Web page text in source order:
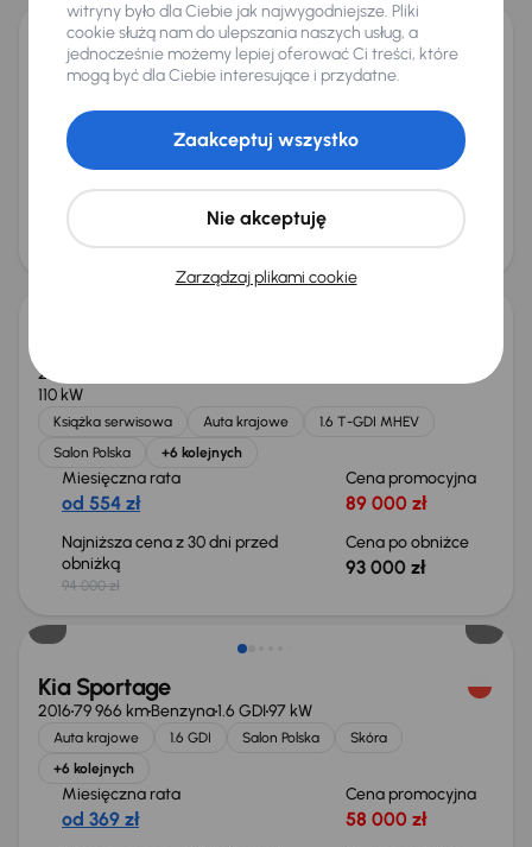
Audi A4
188 788 km 2.0 TDI 110 kW
2.0 TDI Automat Skóra Navi +6 kolejnych
Miesięczna rata
od 280 zł
Cena promocyjna
44 000 zł
Najniższa cena z 30 dni przed
obniżką
45 000 zł
Cena po obniżce
2023
110 kW
Książka serwisowa Auta krajowe
1.6 T-GDI MHEV
Salon Polska
+6 kolejnych
Miesięczna rata
od 554 zł
Cena promocyjna
89 000 zł
Najniższa cena z 30 dni przed
obniżką
94 000 zł
Cena po obniżce
93 000 zł
Taniej o 2 000 zł
Kia Sportage
201679 966 kmBenzyna1.6 GDI97 kW
Auta krajowe 1.6 GDI Salon Polska
Skóra
+6 kolejnych
Miesięczna rata
od 369 zł
Cena promocyjna
58 000 zł
witryny było dla Ciebie jak najwygodniejsze. Pliki
cookie służą nam do ulepszania naszych usług, a
jednocześnie możemy lepiej oferować Ci treści, które
mogą być dla Ciebie interesujące i przydatne.
Zarządzaj plikami cookie
Nie akceptuję
Zaakceptuj wszystko